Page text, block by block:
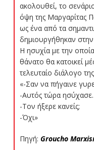
ακολουθεί, το
όψη της Μαργαρίτας
ως ένα από τα
δημιουργήθηκαν
Η ησυχία με την
θάνατο θα κατοικεί
τελευταίο διάλογο της
«-Σαν να πήγαινε
-Αυτός τώρα ησύχασε.
-Τον ήξερε κανείς;
-Όχι»
Πηγή: Groucho